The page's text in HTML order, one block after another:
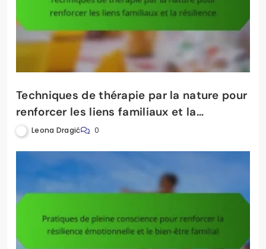
Techniques de thérapie par la nature pour
renforcer les liens familiaux et la
résilience
Leona Dragić 0